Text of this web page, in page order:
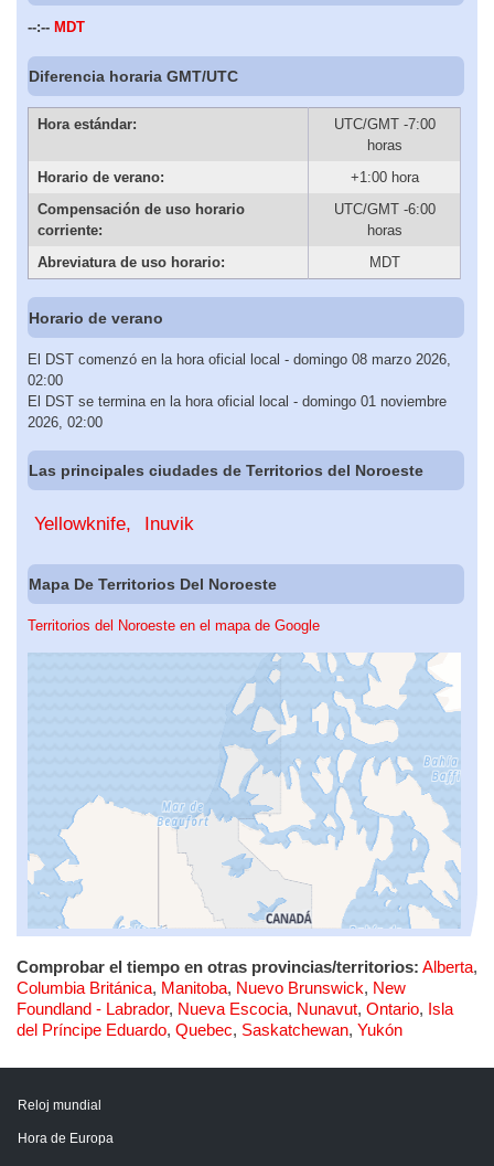
--:-- MDT
Diferencia horaria GMT/UTC
Hora estándar:
UTC/GMT -7:00
horas
Horario de verano:
+1:00 hora
Compensación de uso horario
corriente:
UTC/GMT -6:00
horas
Abreviatura de uso horario:
MDT
Horario de verano
El DST comenzó en la hora oficial local - domingo 08 marzo 2026,
02:00
El DST se termina en la hora oficial local - domingo 01 noviembre
2026, 02:00
Las principales ciudades de Territorios del Noroeste
Yellowknife Inuvik
Mapa De Territorios Del Noroeste
Territorios del Noroeste en el mapa de Google
Comprobar el tiempo en otras provincias/territorios: Alberta,
Columbia Británica, Manitoba, Nuevo Brunswick, New
Foundland - Labrador, Nueva Escocia, Nunavut, Ontario, Isla
del Príncipe Eduardo, Quebec, Saskatchewan, Yukón
Reloj mundial
Hora de Europa